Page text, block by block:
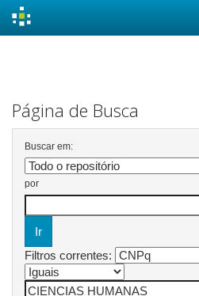
Página de Busca
Buscar em:
por
Filtros correntes: